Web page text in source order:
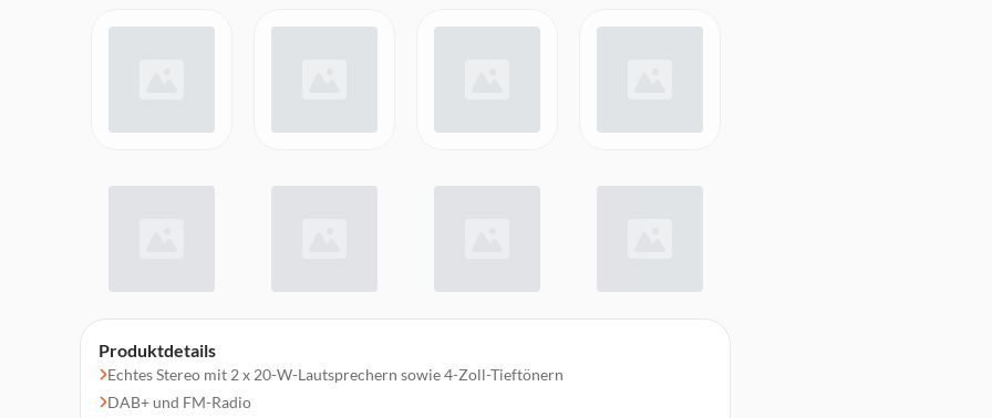
Produktdetails
Echtes Stereo mit 2 x 20-W-Lautsprechern sowie 4-Zoll-Tieftönern
DAB+ und FM-Radio